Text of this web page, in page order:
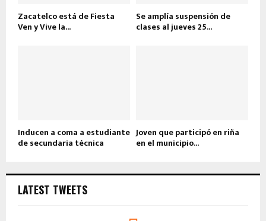
Zacatelco está de Fiesta
Ven y Vive la...
Se amplía suspensión de
clases al jueves 25...
Inducen a coma a estudiante
de secundaria técnica
Joven que participó en riña
en el municipio...
LATEST TWEETS